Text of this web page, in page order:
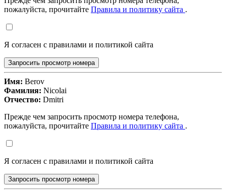
пожалуйста, прочитайте Правила и политику сайта .
Я согласен с правилами и политикой сайта
Запросить просмотр номера
Имя: Berov
Фамилия: Nicolai
Отчество: Dmitri
Прежде чем запросить просмотр номера телефона,
пожалуйста, прочитайте Правила и политику сайта .
Я согласен с правилами и политикой сайта
Запросить просмотр номера